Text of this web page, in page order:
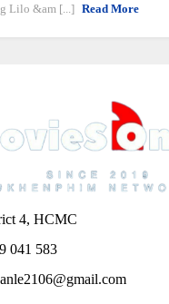
Lilo &am [...] Read More
4, HCMC
041 583